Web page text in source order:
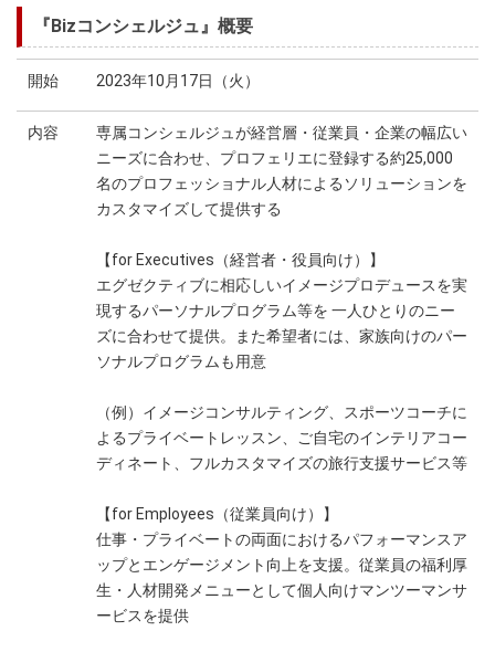
『Bizコンシェルジュ』概要
開始 2023年10月17日（火）
内容
専属コンシェルジュが経営層・従業員・企業の幅広い
ニーズに合わせ、プロフェリエに登録する約25,000
名のプロフェッショナル人材によるソリューションを
カスタマイズして提供する
【for Executives（経営者・役員向け）】
エグゼクティブに相応しいイメージプロデュースを実
現するパーソナルプログラム等を 一人ひとりのニー
ズに合わせて提供。また希望者には、家族向けのパー
ソナルプログラムも用意
（例）イメージコンサルティング、スポーツコーチに
よるプライベートレッスン、ご自宅のインテリアコー
ディネート、フルカスタマイズの旅行支援サービス等
【for Employees（従業員向け）】
仕事・プライベートの両面におけるパフォーマンスア
ップとエンゲージメント向上を支援。従業員の福利厚
生・人材開発メニューとして個人向けマンツーマンサ
ービスを提供